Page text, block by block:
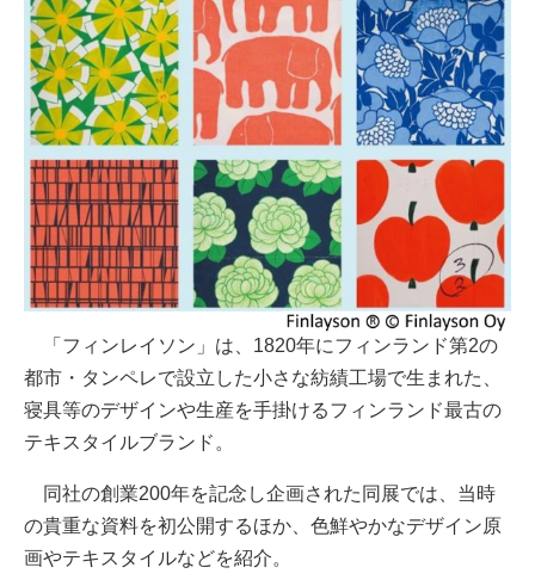
「フィンレイソン」は、1820年にフィンランド第2の
都市・タンペレで設立した小さな紡績工場で生まれた、
寝具等のデザインや生産を手掛けるフィンランド最古の
テキスタイルブランド。
同社の創業200年を記念し企画された同展では、当時
の貴重な資料を初公開するほか、色鮮やかなデザイン原
画やテキスタイルなどを紹介。